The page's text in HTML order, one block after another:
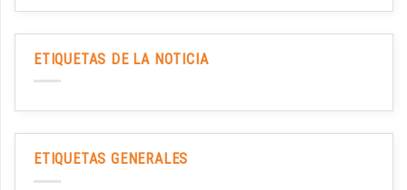
ETIQUETAS DE LA NOTICIA
ETIQUETAS GENERALES